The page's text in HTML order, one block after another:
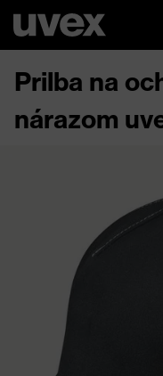
Prilba na
nárazom